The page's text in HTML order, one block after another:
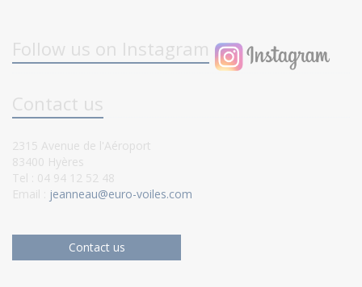
Follow us on Instagram
Contact us
2315 Avenue de l'Aéroport
83400 Hyères
Tel : 04 94 12 52 48
Email :
jeanneau@euro-voiles.com
Contact us